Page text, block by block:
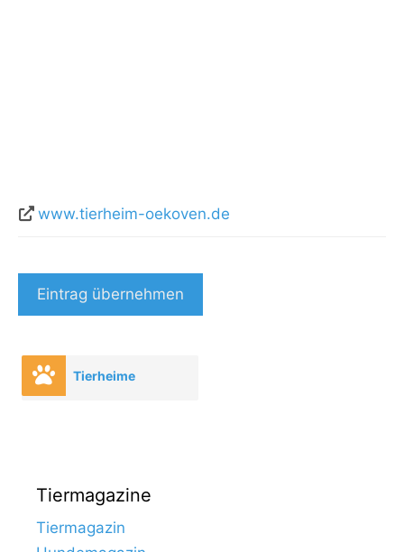
www.tierheim-oekoven.de
Eintrag übernehmen
Tierheime
Tiermagazine
Tiermagazin